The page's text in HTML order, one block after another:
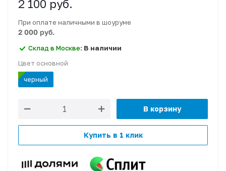
2 100 руб.
При оплате наличными в шоуруме
2 000 руб.
Склад в Москве: В наличии
Цвет основной
черный
В корзину
Купить в 1 клик